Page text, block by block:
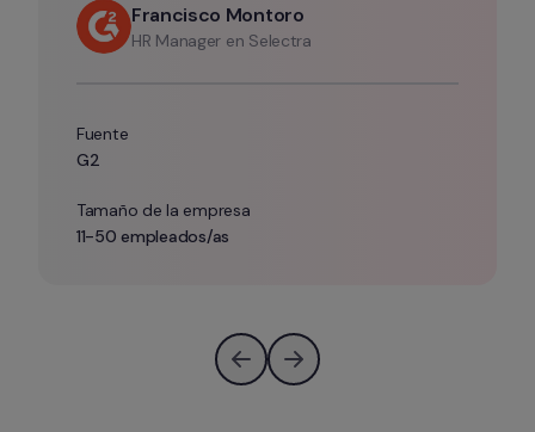
Francisco Montoro
HR Manager en Selectra
Fuente
G2
Tamaño de la empresa
11-50 empleados/as